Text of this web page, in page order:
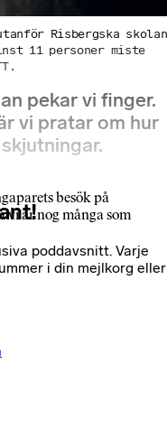
Risbergska skolan
11 personer miste
pekar vi finger.
vi pratar om hur
besök på
vi är nog många som
poddavsnitt. Varje
i din mejlkorg eller